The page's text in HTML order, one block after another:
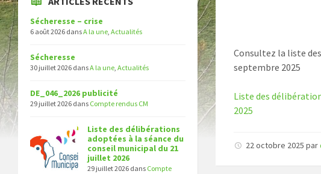
Consultez la liste
septembre 2025
Liste des
2025
22 octobre 2025par
Sécheresse – crise
6 août 2026 dansA la une Actualités
Sécheresse
30 juillet 2026 dansA la une Actualités
DE_046_2026 publicité
29 juillet 2026 dans Compte rendus CM
Liste des délibérations
adoptées à la séance du
conseil municipal du 21
juillet 2026
29 juillet 2026 dans Compte